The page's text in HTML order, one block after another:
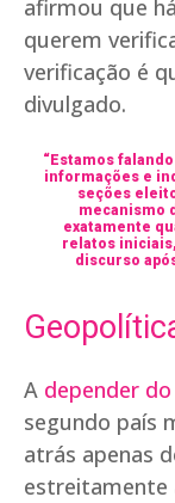
afirmou que
querem
verificação é
divulgado.
“Estamos
informações e
seções
mecanismo
exatamente
relatos
discurso
A depender
segundo país
atrás apenas
estreitamente